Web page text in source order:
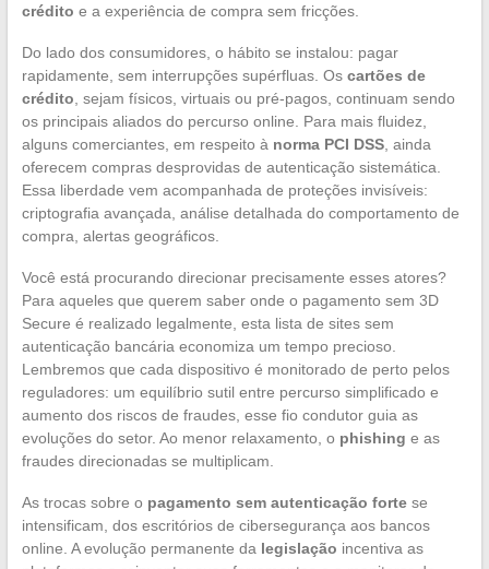
crédito e a experiência de compra sem fricções.
Do lado dos consumidores, o hábito se instalou: pagar
rapidamente, sem interrupções supérfluas. Os cartões de
crédito , sejam físicos, virtuais ou pré-pagos, continuam sendo
os principais aliados do percurso online. Para mais fluidez,
alguns comerciantes, em respeito à norma PCI DSS, ainda
oferecem compras desprovidas de autenticação sistemática.
Essa liberdade vem acompanhada de proteções invisíveis:
criptografia avançada, análise detalhada do comportamento de
compra, alertas geográficos.
Você está procurando direcionar precisamente esses atores?
Para aqueles que querem saber onde o pagamento sem 3D
Secure é realizado legalmente, esta lista de sites sem
autenticação bancária economiza um tempo precioso.
Lembremos que cada dispositivo é monitorado de perto pelos
reguladores: um equilíbrio sutil entre percurso simplificado e
aumento dos riscos de fraudes, esse fio condutor guia as
evoluções do setor. Ao menor relaxamento, o phishing e as
fraudes direcionadas se multiplicam.
As trocas sobre o pagamento sem autenticação fortese
intensificam, dos escritórios de cibersegurança aos bancos
online. A evolução permanente da legislação incentiva as